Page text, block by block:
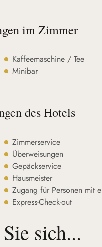
im Zimmer
Kaffeemaschine / Tee
Minibar
des Hotels
Zimmerservice
Überweisungen
Gepäckservice
Hausmeister
Zugang für Personen mit
Express-Check-out
sich...